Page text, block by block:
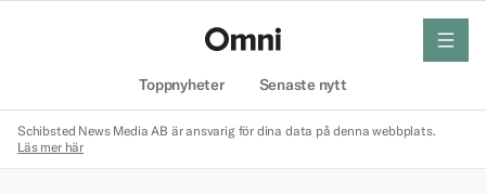
Toppnyheter Senaste nytt
meny
Schibsted News Media AB är ansvarig för dina data på denna webbplats.
Läs mer här